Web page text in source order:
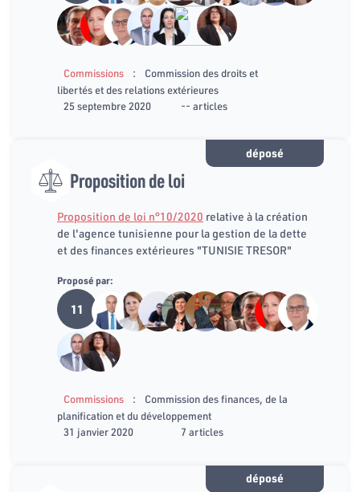
Commissions :
Commission des droits et
libertés et des relations extérieures
25 septembre 2020
-- articles
déposé
Proposition de loi
Proposition de loi n°10/2020 relative à la création
de l'agence tunisienne pour la gestion de la dette
et des finances extérieures "TUNISIE TRESOR"
Proposé par:
11
Commissions :
Commission des finances, de la
planification et du développement
31 janvier 2020
7 articles
déposé